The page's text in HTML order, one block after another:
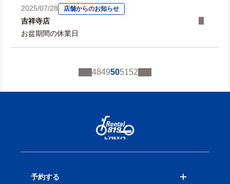
2025/07/28 店舗からのお知らせ
吉祥寺店
お盆期間の休業日
4849505152
予約する